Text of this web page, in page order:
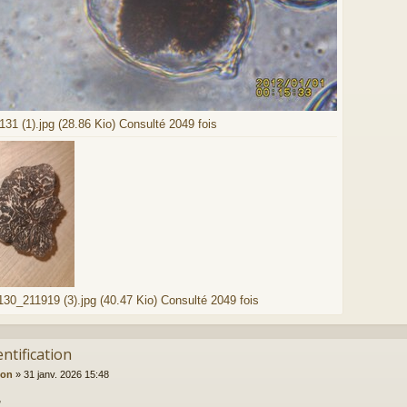
(1).jpg (28.86 Kio) Consulté 2049 fois
(3).jpg (40.47 Kio) Consulté 2049 fois
» 31 janv. 2026 15:48